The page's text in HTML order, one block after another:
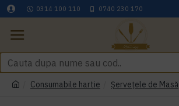
0314 100 110 0740 230 170
Consumabile hartie Șervețele de Masă